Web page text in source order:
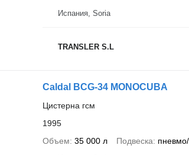
Испания, Soria
TRANSLER S.L
Caldal BCG-34 MONOCUBA
Цистерна гсм
1995
Объем 35 000 л Подвеска